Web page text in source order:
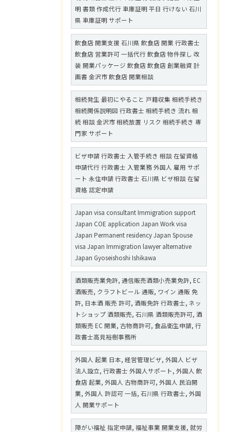
明 書類 作成代行 車庫証明 平日 行けない 石川
県 車庫証明 サポート
飲食店 開業支援 石川県 飲食店 開業 行政書士
飲食店 営業許可 一括代行 飲食店 物件探し 改
装 開業パッケージ 飲食店 飲食店 創業融資 計
画書 金沢市 飲食店 開業相談
相続発生 最初にやること 戸籍収集 相続手続き
相続関係説明図 行政書士 相続手続き 流れ 相
続 相談 金沢市 相続放置 リスク 相続手続き 専
門家 サポート
ビザ申請 行政書士 入管手続き 相談 在留資格
申請代行 行政書士 入管業務 外国人 雇用 サポ
ート 永住申請 行政書士 石川県 ビザ相談 在留
資格 認定申請
Japan visa consultant Immigration support
Japan COE application Japan Work visa
Japan Permanent residency Japan Spouse
visa Japan Immigration lawyer alternative
Japan Gyoseishoshi Ishikawa
酒類販売業免許, 通信販売酒類小売業免許, EC
酒販売, クラフトビール 通販, ワイン 通販 免
許, 日本酒 販売 許可, 酒販免許 行政書士, ネッ
トショップ 酒類販売, 石川県 酒類販売許可, 酒
類販売 EC 開業, 古物商許可, 食品衛生申請, 行
政書士高見裕樹事務所
外国人 起業 日本, 経営管理ビザ, 外国人 ビザ
法人設立, 行政書士 外国人サポート, 外国人 飲
食店 起業, 外国人 古物商許可, 外国人 民泊開
業, 外国人 許認可 一括, 石川県 行政書士, 外国
人 開業サポート
障がい福祉 指定申請, 福祉事業 開業支援, 就労